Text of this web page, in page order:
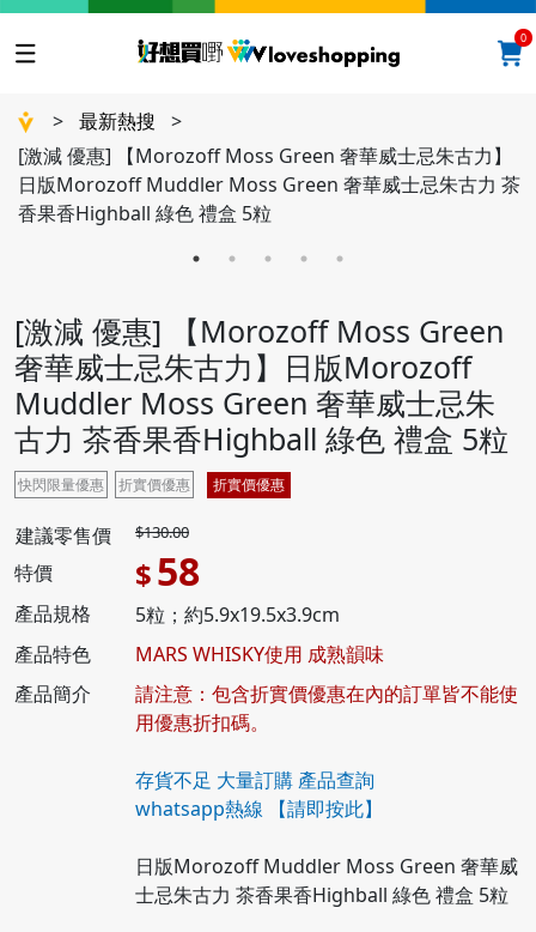
0
> 最新熱搜
>
[激減 優惠] 【Morozoff Moss Green 奢華威士忌朱古力】
日版Morozoff Muddler Moss Green 奢華威士忌朱古力 茶
香果香Highball 綠色 禮盒 5粒
[激減 優惠] 【Morozoff Moss Green
奢華威士忌朱古力】日版Morozoff
Muddler Moss Green 奢華威士忌朱
古力 茶香果香Highball 綠色 禮盒 5粒
快閃限量優惠 折實價優惠 折實價優惠
建議零售價 $130.00
特價 $58
產品規格
5粒；約5.9x19.5x3.9cm
產品特色
MARS WHISKY使用 成熟韻味
產品簡介
請注意：包含折實價優惠在內的訂單皆不能使
用優惠折扣碼。
存貨不足 大量訂購 產品查詢
whatsapp熱線
【請即按此】
日版Morozoff Muddler Moss Green 奢華威
士忌朱古力 茶香果香Highball 綠色 禮盒 5粒